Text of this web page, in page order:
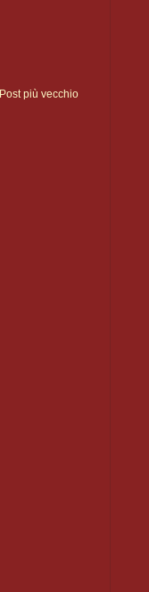
Post più vecchio